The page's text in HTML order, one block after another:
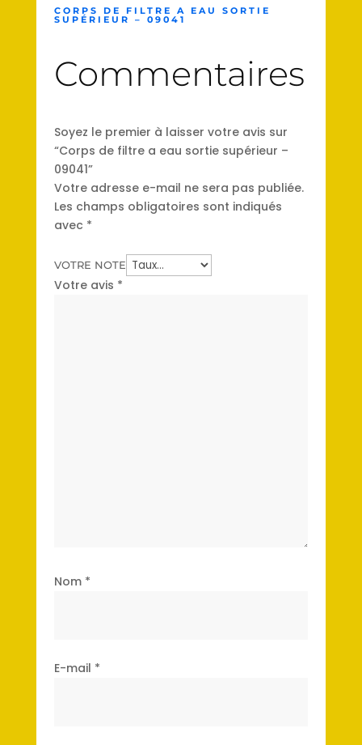
CORPS DE FILTRE A EAU SORTIE
SUPÉRIEUR – 09041
Commentaires
Soyez le premier à laisser votre avis sur
“Corps de filtre a eau sortie supérieur –
09041”
Votre adresse e-mail ne sera pas publiée.
Les champs obligatoires sont indiqués
avec *
VOTRE NOTE
Votre avis *
Nom *
E-mail *